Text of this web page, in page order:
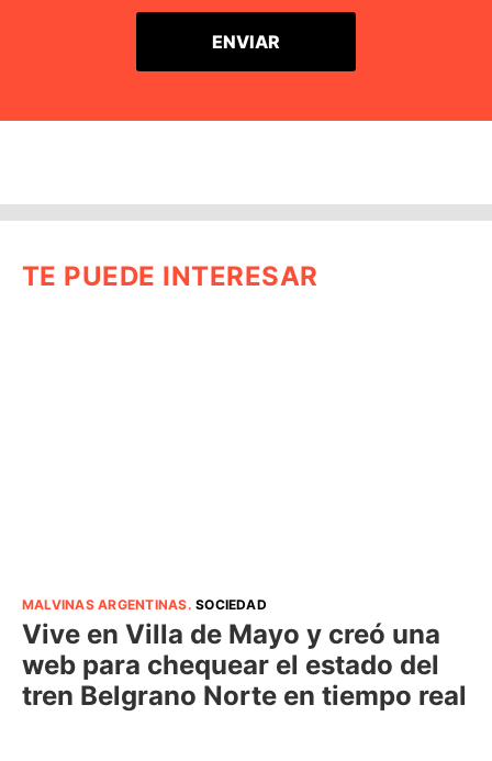
TE PUEDE INTERESAR
MALVINAS ARGENTINAS.SOCIEDAD
Vive en Villa de Mayo y creó una
web para chequear el estado del
tren Belgrano Norte en tiempo real